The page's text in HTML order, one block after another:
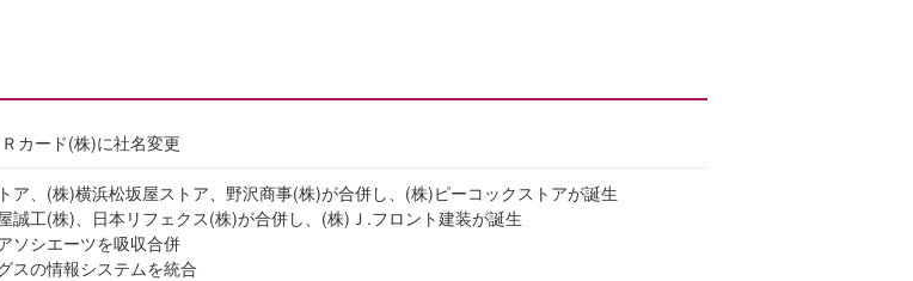
カード(株)に社名変更
ア、(株)横浜松坂屋ストア、野沢商事(株)が合併し、(株)ピーコックストアが誕生
誠工(株)、日本リフェクス(株)が合併し、(株)Ｊ.フロント建装が誕生
ソシエーツを吸収合併
スの情報システムを統合